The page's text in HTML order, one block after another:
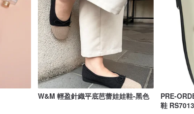
W&M 輕盈針織平底芭蕾娃娃鞋-黑色
PRE-
鞋